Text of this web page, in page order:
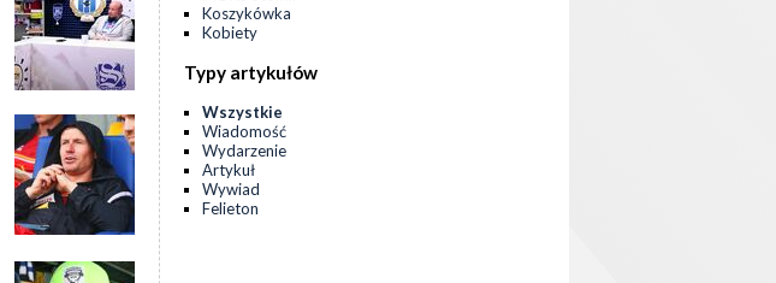
Koszykówka
Kobiety
Typy artykułów
Wszystkie
Wiadomość
Wydarzenie
Artykuł
Wywiad
Felieton